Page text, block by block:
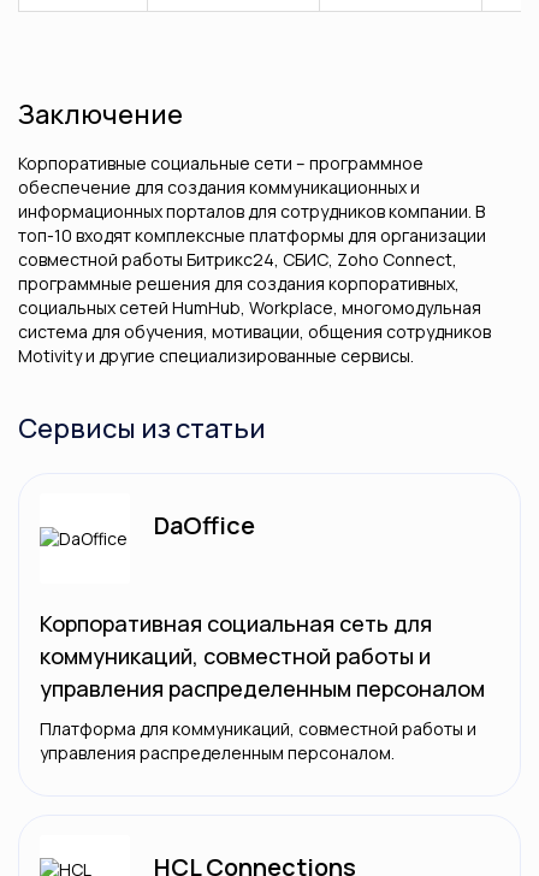
Заключение
Корпоративные социальные сети – программное
обеспечение для создания коммуникационных и
информационных порталов для сотрудников компании. В
топ-10 входят комплексные платформы для организации
совместной работы Битрикс24, СБИС, Zoho Connect,
программные решения для создания корпоративных,
социальных сетей HumHub, Workplace, многомодульная
система для обучения, мотивации, общения сотрудников
Motivity и другие специализированные сервисы.
Сервисы из статьи
DaOffice
Корпоративная социальная сеть для
коммуникаций, совместной работы и
управления распределенным персоналом
Платформа для коммуникаций, совместной работы и
управления распределенным персоналом.
HCL Connections